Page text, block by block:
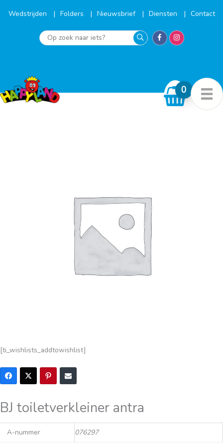
naarWedstrijden Folders Nieuwsbrief Diensten Contact
Op
[ti_wishlists_addtowishlist]
BJ toiletverkleiner antra
A-nummer 076297